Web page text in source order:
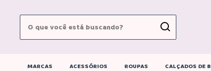
MARCAS ACESSÓRIOS ROUPAS CALÇADOS DE